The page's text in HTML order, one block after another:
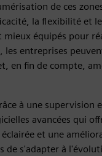
de ces
la flexibilité et
équipés pour
entreprises
en fin de compte,
à une supervision
avancées qui
et une
s'adapter à